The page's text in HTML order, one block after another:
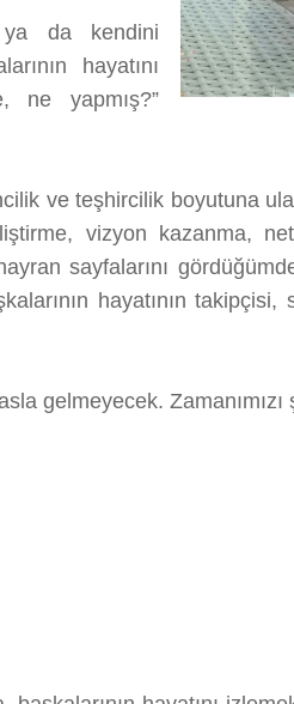
ya da kendini
hayatını
ne yapmış?”
ve teşhircilik boyutuna
vizyon kazanma,
sayfalarını
hayatının
gelmeyecek.